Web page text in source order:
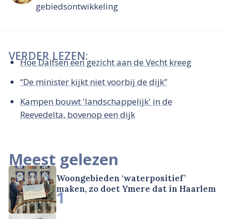
gebiedsontwikkeling
VERDER LEZEN:
Hoe Dalfsen een gezicht aan de Vecht kreeg
“De minister kijkt niet voorbij de dijk”
Kampen bouwt 'landschappelijk' in de
Reevedelta, bovenop een dijk
Meest gelezen
Woongebieden ‘waterpositief’
maken, zo doet Ymere dat in Haarlem
1